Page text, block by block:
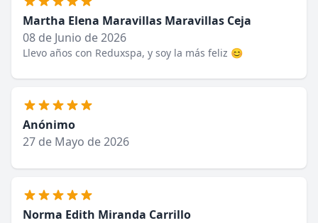
Martha Elena Maravillas Maravillas Ceja
08 de Junio de 2026
Llevo años con Reduxspa, y soy la más feliz 😊
Anónimo
27 de Mayo de 2026
Norma Edith Miranda Carrillo